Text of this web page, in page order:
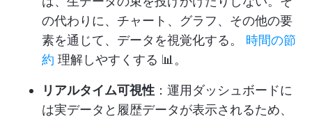
の代わりに、チャート、グラフ、その他の要
素を通じて、データを視覚化する。 時間の節
約 理解しやすくする 📊。
リアルタイム可視性 ：運用ダッシュボードに
は実データと履歴データが表示されるため、